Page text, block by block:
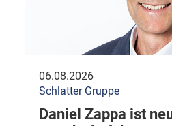
06.08.2026
Schlatter Gruppe
Daniel Zappa ist